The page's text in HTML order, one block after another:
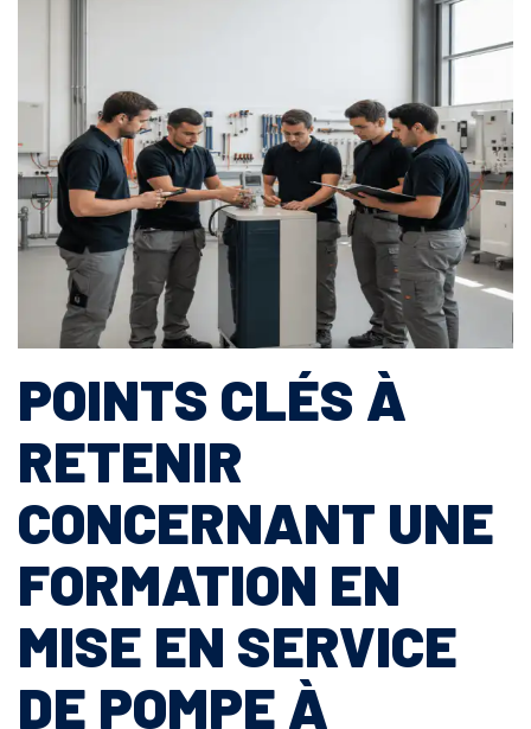
POINTS CLÉS À
RETENIR
CONCERNANT UNE
FORMATION EN
MISE EN SERVICE
DE POMPE À